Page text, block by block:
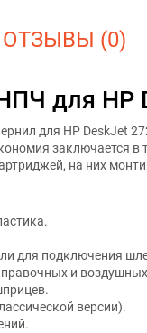
ОТЗЫВЫ (0)
для HP
для HP DeskJet
заключается в
на них
для подключения
и воздушных
версии).